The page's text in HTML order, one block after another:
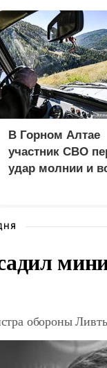
В Горном Алтае
участник СВО
удар молнии и
обороны